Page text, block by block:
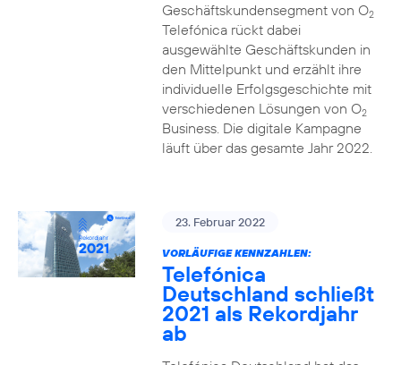
Geschäftskundensegment von O2
Telefónica rückt dabei
ausgewählte Geschäftskunden in
den Mittelpunkt und erzählt ihre
individuelle Erfolgsgeschichte mit
verschiedenen Lösungen von O2
Business. Die digitale Kampagne
läuft über das gesamte Jahr 2022.
23. Februar 2022
VORLÄUFIGE KENNZAHLEN:
Telefónica
Deutschland schließt
2021 als Rekordjahr
ab